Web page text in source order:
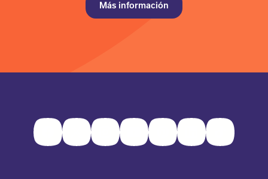
Más información
FacebookTwitter InstagramYoutubePinterestLinkedInTikTok